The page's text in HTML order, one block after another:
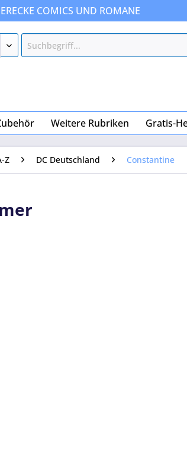
COMICS UND ROMANE
Weitere Rubriken Gratis-
Z DC Deutschland Constantine